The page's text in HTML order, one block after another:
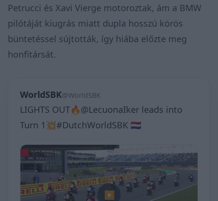
Petrucci és Xavi Vierge motoroztak, ám a BMW
pilótáját kiugrás miatt dupla hosszú körös
büntetéssel sújtották, így hiába előzte meg
honfitársát.
WorldSBK@WorldSBK
LIGHTS OUT🔥@LecuonaIker leads into
Turn 1💥#DutchWorldSBK 🇳🇱
▶